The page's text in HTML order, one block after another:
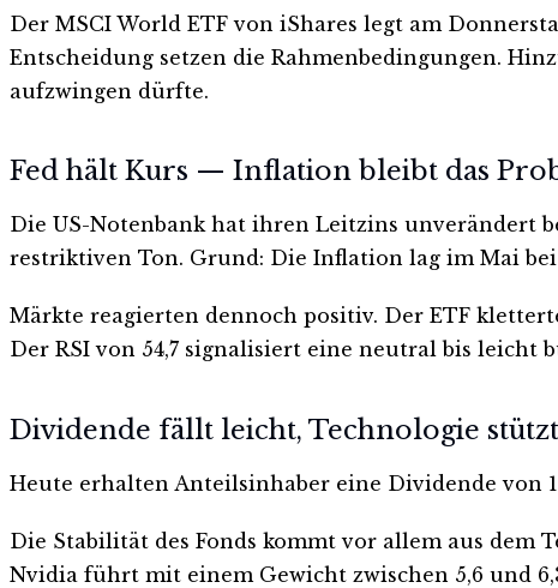
Der MSCI World ETF von iShares legt am
Entscheidung setzen die Rahmenbedingungen.
aufzwingen dürfte.
Fed hält Kurs — Inflation bleibt das
Die US-Notenbank hat ihren Leitzins unverändert
restriktiven Ton. Grund: Die Inflation lag im Mai
Märkte reagierten dennoch positiv. Der ETF
Der RSI von 54,7 signalisiert eine neutral bis leicht
Dividende fällt leicht, Technologie stützt
Heute erhalten Anteilsinhaber eine Dividende von
Die Stabilität des Fonds kommt vor allem aus dem
Nvidia führt mit einem Gewicht zwischen 5,6 und